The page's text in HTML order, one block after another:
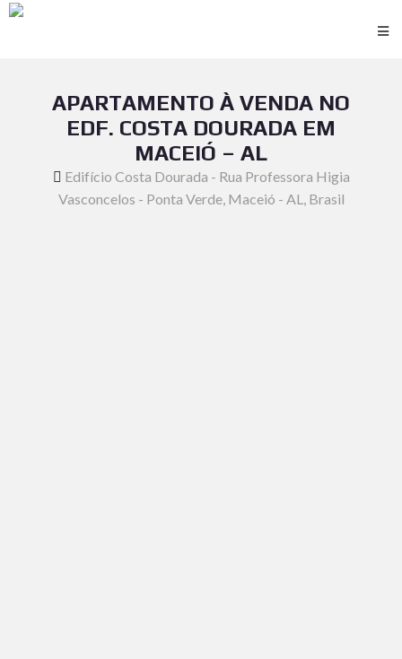
APARTAMENTO À VENDA NO
EDF. COSTA DOURADA EM
MACEIÓ – AL
Edifício Costa Dourada - Rua Professora Higia
Vasconcelos - Ponta Verde, Maceió - AL, Brasil